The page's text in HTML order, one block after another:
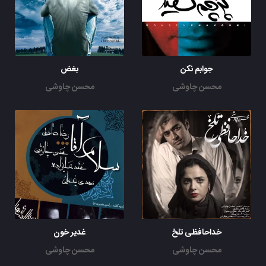
جوابم نکن
محسن چاوشی
بغض
محسن چاوشی
خداحافظی تلخ
محسن چاوشی
غدیر خون
محسن چاوشی